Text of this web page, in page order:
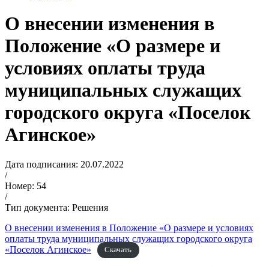
О внесении изменения в
Положение «О размере и
условиях оплаты труда
муниципальных служащих
городского округа «Поселок
Агинское»
Дата подписания: 20.07.2022
/
Номер: 54
/
Тип документа: Решения
О внесении изменения в Положение «О размере и условиях
оплаты труда муниципальных служащих городского округа
«Поселок Агинское»
Скачать